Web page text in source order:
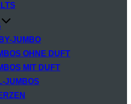
JUMBO
OHNE DUFT
MIT DUFT
JUMBOS